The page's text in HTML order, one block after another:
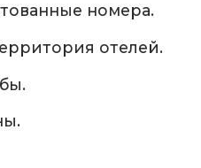
номера.
отелей.